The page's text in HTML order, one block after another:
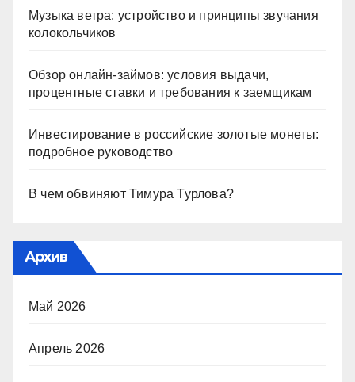
Музыка ветра: устройство и принципы звучания
колокольчиков
Обзор онлайн-займов: условия выдачи,
процентные ставки и требования к заемщикам
Инвестирование в российские золотые монеты:
подробное руководство
В чем обвиняют Тимура Турлова?
Архив
Май 2026
Апрель 2026